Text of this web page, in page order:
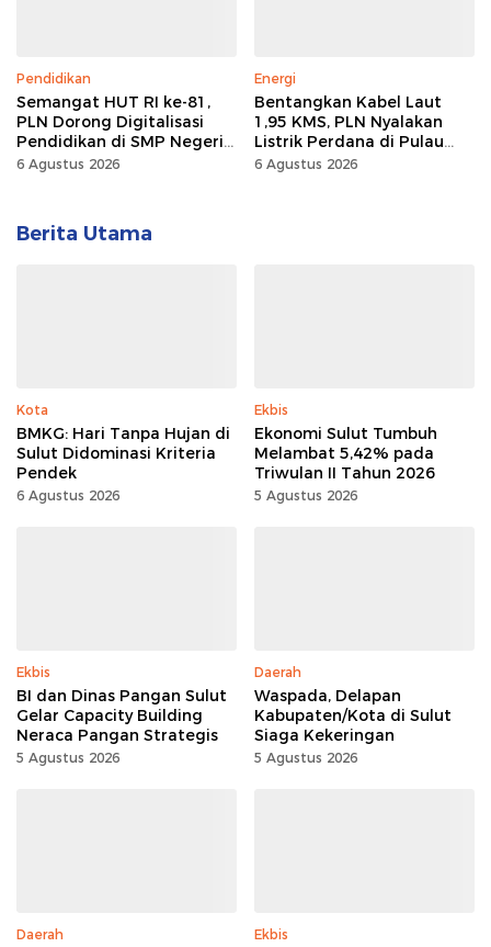
Pendidikan
Semangat HUT RI ke-81,
PLN Dorong Digitalisasi
Pendidikan di SMP Negeri
1 Palu Lewat Program TJSL
6 Agustus 2026
Energi
Bentangkan Kabel Laut
1,95 KMS, PLN Nyalakan
Listrik Perdana di Pulau
Dudepo, Desa Berlistrik di
6 Agustus 2026
Berita Utama
Kota
BMKG: Hari Tanpa Hujan di
Sulut Didominasi Kriteria
Pendek
6 Agustus 2026
Ekbis
Ekonomi Sulut Tumbuh
Melambat 5,42% pada
Triwulan II Tahun 2026
5 Agustus 2026
Ekbis
BI dan Dinas Pangan Sulut
Gelar Capacity Building
Neraca Pangan Strategis
5 Agustus 2026
Daerah
Waspada, Delapan
Kabupaten/Kota di Sulut
Siaga Kekeringan
5 Agustus 2026
Daerah Ekbis